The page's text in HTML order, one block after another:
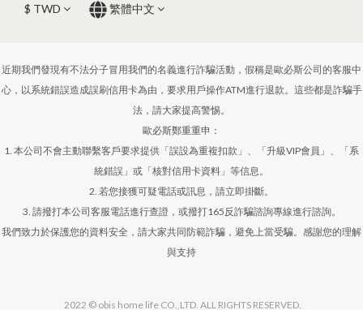
$ TWD 繁體中文
近期我們發現有不法分子冒用我們的名義進行詐騙活動，假稱是歐必斯公司的客服中
心，以系統錯誤造成誤刷信用卡為由，要求用戶操作ATM進行退款。這些都是詐騙手
法，請大家提高警惕。
歐必斯鄭重重申：
1. 本公司不會主動聯繫客戶要求提供「誤設為重複扣款」、「升級VIP會員」、「系
統錯誤」或「核對信用卡資料」等信息。
2. 若您接獲可疑電話或訊息，請立即掛斷。
3. 請撥打本公司客服電話進行查證，或撥打165反詐騙諮詢專線進行諮詢。
我們致力於保護您的資料安全，請大家共同防範詐騙，避免上當受騙。感謝您的理解
與支持
2022 © obis home life CO.,LTD. ALL RIGHTS RESERVED.